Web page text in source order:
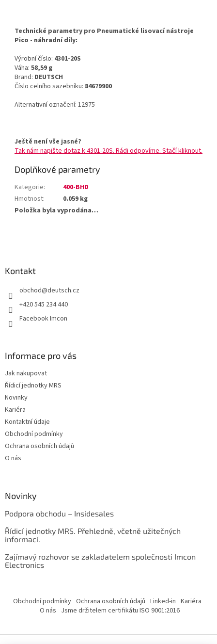
Technické parametry pro Pneumatické lisovací nástroje
Pico - náhradní díly:
Výrobní číslo: 4301-20S
Váha: 58,59 g
Brand: DEUTSCH
Číslo celního sazebníku: 84679900
Alternativní označení: 12975
Ještě není vše jasné?
Tak nám napište dotaz k 4301-20S. Rádi odpovíme. Stačí kliknout.
Doplňkové parametry
Kategorie:
400-BHD
Hmotnost:
0.059 kg
Položka byla vyprodána…
Kontakt
obchod@deutsch.cz
+420 545 234 440
Facebook Imcon
Informace pro vás
Jak nakupovat
Řídicí jednotky MRS
Novinky
Kariéra
Kontaktní údaje
Obchodní podmínky
Ochrana osobních údajů
O nás
Novinky
Podpora obchodu – Insidesales
Řídicí jednotky MRS. Přehledně, včetně užitečných
informací.
Zajímavý rozhovor se zakladatelem společnosti Imcon
Electronics
Obchodní podmínky Ochrana osobních údajů Linked-in Kariéra
O nás Jsme držitelem certifikátu ISO 9001:2016